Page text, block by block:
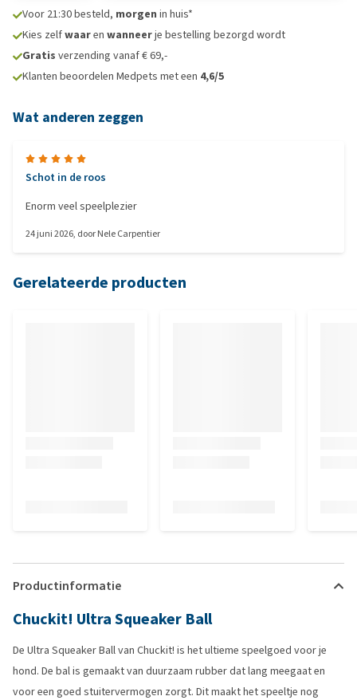
Voor 21:30 besteld, morgen in huis*
Kies zelfwaaren wanneerje bestelling bezorgd wordt
Gratis verzending vanaf € 69,-
Klanten beoordelen Medpets met een 4,6/5
Wat anderen zeggen
Schot in de roos
Enorm veel speelplezier
24 juni 2026, doorNele Carpentier
Gerelateerde producten
Productinformatie
Chuckit! Ultra Squeaker Ball
De Ultra Squeaker Ball van Chuckit! is het ultieme speelgoed voor je
hond. De bal is gemaakt van duurzaam rubber dat lang meegaat en
voor een goed stuitervermogen zorgt. Dit maakt het speeltje nog